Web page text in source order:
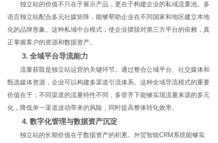
独立站的价值不只在于展示产品，更在于构建企业的私域流量池。多
语言独立站配合多元社媒矩阵，能够帮助企业在不同国家和地区建立本地
化的品牌形象。这种私域中台模式，使企业摆脱对第三方平台的依赖，真
正掌握客户的资源和数据资产。
3. 全域平台导流能力
流量获取是独立站运营的关键环节。通过整合公域平台、社交媒体和
甄选媒体资源，企业可以构建多渠道引流体系。这种全域导流模式的重要
价值在于：不同渠道的流量特性不同，多管齐下能够实现流量来源的多元
化，降低单一渠道波动带来的风险，同时提高整体转化效率。
4. 数字化管理与数据资产沉淀
独立站的长期价值在于数据资产的积累。外贸智能CRM系统能够实